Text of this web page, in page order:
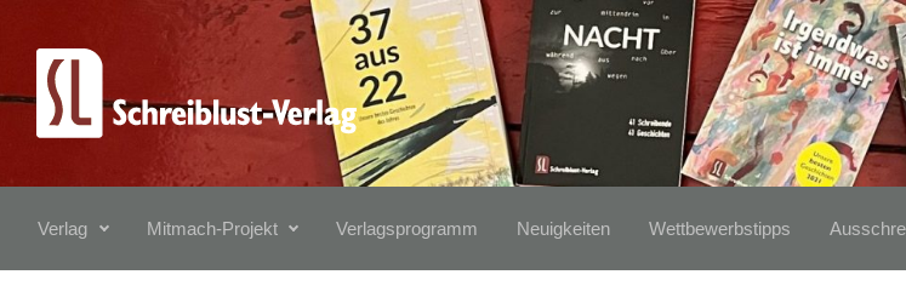
Zum Hauptinhalt springen
Verlag Mitmach-Projekt Verlagsprogramm Neuigkeiten Wettbewerbstipps